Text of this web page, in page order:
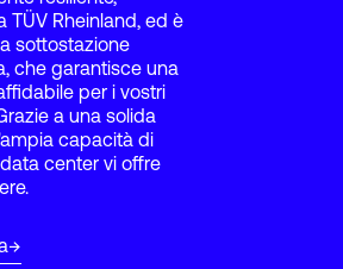
TÜV Rheinland, ed è
sottostazione
che garantisce una
per i vostri
a una solida
capacità di
center vi offre